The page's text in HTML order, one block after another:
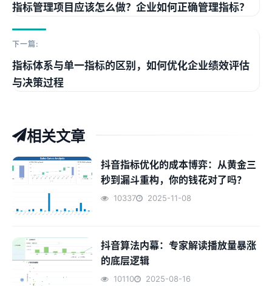
指标管理项目应该怎么做？企业如何正确管理指标？
下一篇:
指标体系与单一指标的区别，如何优化企业绩效评估
与决策过程
相关文章
抖音指标优化的成本博弈：从黄金三
秒到漏斗重构，你的钱花对了吗？
10337 2025-11-08
抖音算法内幕：专家解读播放量暴涨
的底层逻辑
10110 2025-08-16